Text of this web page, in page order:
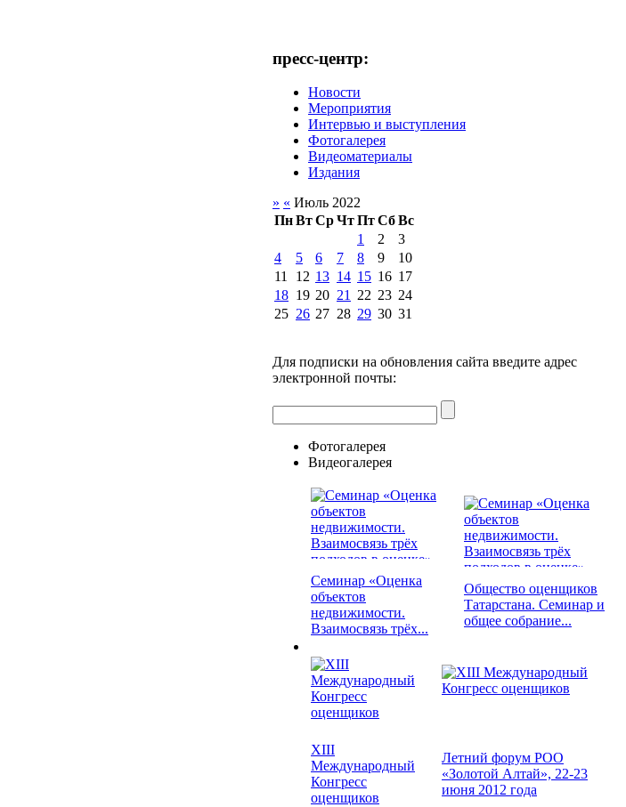
пресс-центр:
Новости
Мероприятия
Интервью и выступления
Фотогалерея
Видеоматериалы
Издания
» « Июль 2022
ПнВтСрЧтПтСбВс
1
2
3
4
5 6 7 8 9
10
11
12 13 14 15 16 17
18 19 20 21 22 23 24
25 26 27 28 29 30 31
Для подписки на обновления сайта введите адрес
электронной почты:
Фотогалерея
Видеогалерея
Семинар «Оценка
объектов
недвижимости.
Взаимосвязь трёх...
Общество оценщиков
Татарстана. Семинар и
общее собрание...
XIII
Международный
Конгресс
оценщиков
Летний форум РОО
«Золотой Алтай», 22-23
июня 2012 года